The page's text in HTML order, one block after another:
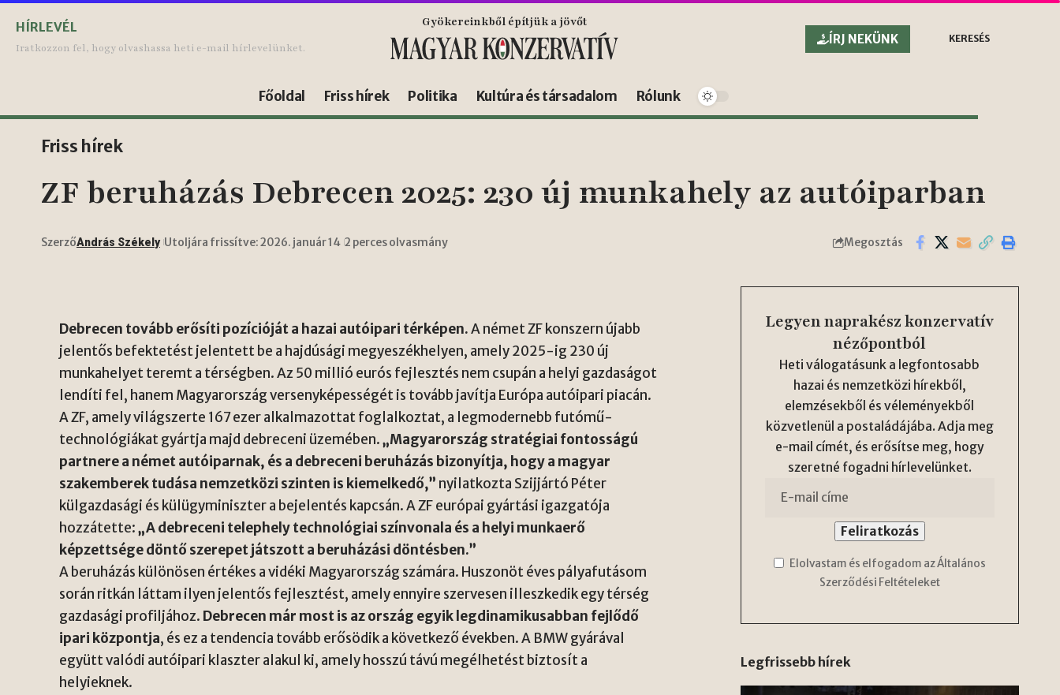
HÍRLEVÉL
Iratkozzon fel, hogy olvashassa heti e-mail hírlevelünket.
Gyökereinkből építjük a jövőt
ÍRJ NEKÜNK
KERESÉS
Főoldal Friss hírek Politika Kultúra és társadalom Rólunk
Friss hírek
ZF beruházás Debrecen 2025: 230 új munkahely az autóiparban
SzerzőAndrás Székely Utoljára frissítve: 2026. január 14 2 perces olvasmány Megosztás
Debrecen tovább erősíti pozícióját a hazai autóipari térképen.A német ZF konszern újabb
jelentős befektetést jelentett be a hajdúsági megyeszékhelyen, amely 2025-ig 230 új
munkahelyet teremt a térségben. Az 50 millió eurós fejlesztés nem csupán a helyi gazdaságot
lendíti fel, hanem Magyarország versenyképességét is tovább javítja Európa autóipari piacán.
A ZF, amely világszerte 167 ezer alkalmazottat foglalkoztat, a legmodernebb futómű-
technológiákat gyártja majd debreceni üzemében.„Magyarország stratégiai fontosságú
partnere a német autóiparnak, és a debreceni beruházás bizonyítja, hogy a magyar
szakemberek tudása nemzetközi szinten is kiemelkedő,” nyilatkozta Szijjártó Péter
külgazdasági és külügyminiszter a bejelentés kapcsán. A ZF európai gyártási igazgatója
hozzátette:„A debreceni telephely technológiai színvonala és a helyi munkaerő
képzettsége döntő szerepet játszott a beruházási döntésben.”
A beruházás különösen értékes a vidéki Magyarország számára. Huszonöt éves pályafutásom
során ritkán láttam ilyen jelentős fejlesztést, amely ennyire szervesen illeszkedik egy térség
gazdasági profiljához. Debrecen már most is az ország egyik legdinamikusabban fejlődő
ipari központja, és ez a tendencia tovább erősödik a következő években. A BMW gyárával
együtt valódi autóipari klaszter alakul ki, amely hosszú távú megélhetést biztosít a
helyieknek.
Legyen naprakész konzervatív
nézőpontból
Heti válogatásunk a legfontosabb
hazai és nemzetközi hírekből,
elemzésekből és véleményekből
közvetlenül a postaládájába. Adja meg
e-mail címét, és erősítse meg, hogy
szeretné fogadni hírlevelünket.
Elolvastam és elfogadom az Általános
Szerződési Feltételeket
Legfrissebb hírek